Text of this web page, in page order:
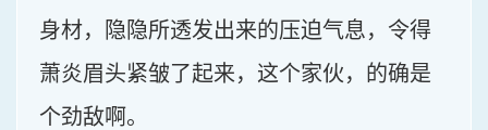
身材，隐隐所透发出来的压迫气息，令得
萧炎眉头紧皱了起来，这个家伙，的确是
个劲敌啊。